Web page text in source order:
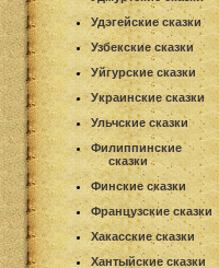
Удэгейские сказки
Узбекские сказки
Уйгурские сказки
Украинские сказки
Ульчские сказки
Филиппинские
сказки
Финские сказки
Французские сказки
Хакасские сказки
Хантыйские сказки